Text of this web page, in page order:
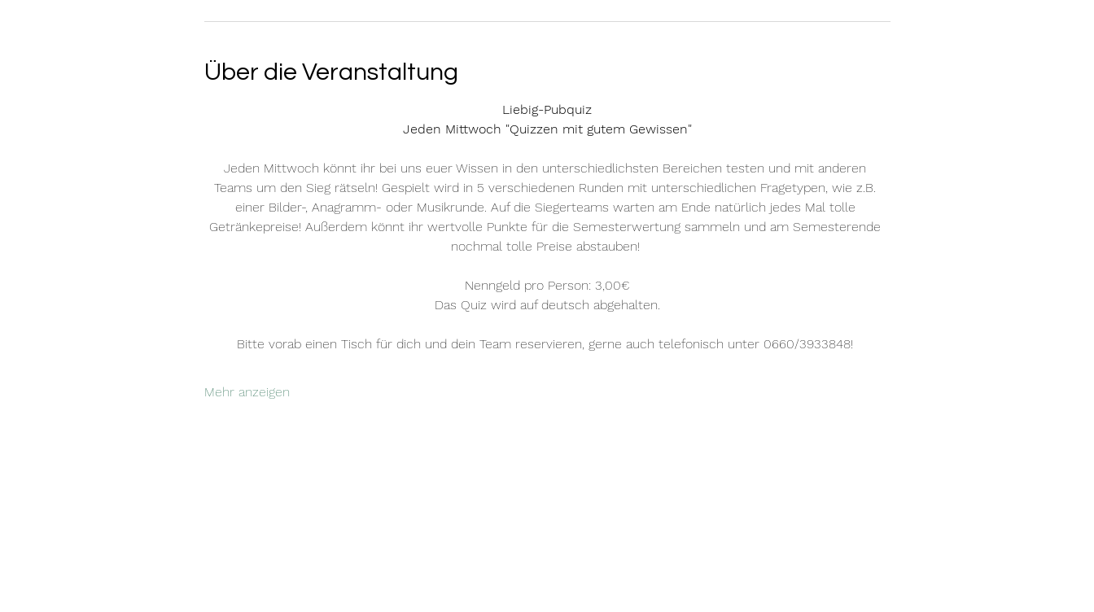
Über die Veranstaltung
Liebig-Pubquiz
Jeden Mittwoch "Quizzen mit gutem Gewissen"
Jeden Mittwoch könnt ihr bei uns euer Wissen in den unterschiedlichsten Bereichen testen und mit anderen
Teams um den Sieg rätseln! Gespielt wird in 5 verschiedenen Runden mit unterschiedlichen Fragetypen, wie z.B.
einer Bilder-, Anagramm- oder Musikrunde. Auf die Siegerteams warten am Ende natürlich jedes Mal tolle
Getränkepreise! Außerdem könnt ihr wertvolle Punkte für die Semesterwertung sammeln und am Semesterende
nochmal tolle Preise abstauben!
Nenngeld pro Person: 3,00€
Das Quiz wird auf deutsch abgehalten.
Bitte vorab einen Tisch für dich und dein Team reservieren, gerne auch telefonisch unter 0660/3933848!
Mehr anzeigen